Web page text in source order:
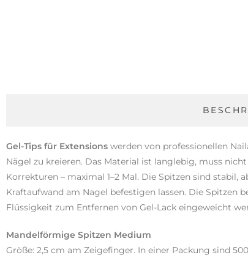
Gel-Tips für Extensions werden von professionellen
Nägel zu kreieren. Das Material ist langlebig, muss
Korrekturen – maximal 1–2 Mal. Die Spitzen sind stabil,
Kraftaufwand am Nagel befestigen lassen. Die Spitzen
Flüssigkeit zum Entfernen von Gel-Lack eingeweicht
Mandelförmige Spitzen Medium
Größe: 2,5 cm am Zeigefinger. In einer Packung sind